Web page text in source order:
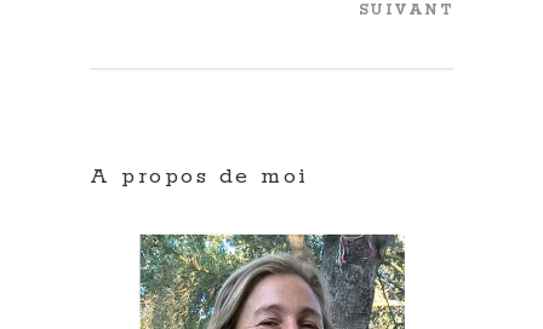
SUIVANT
A propos de moi